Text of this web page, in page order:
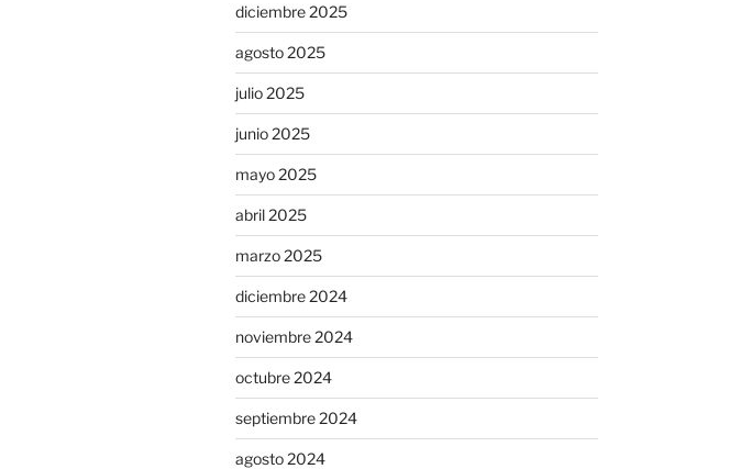
diciembre 2025
agosto 2025
julio 2025
junio 2025
mayo 2025
abril 2025
marzo 2025
diciembre 2024
noviembre 2024
octubre 2024
septiembre 2024
agosto 2024